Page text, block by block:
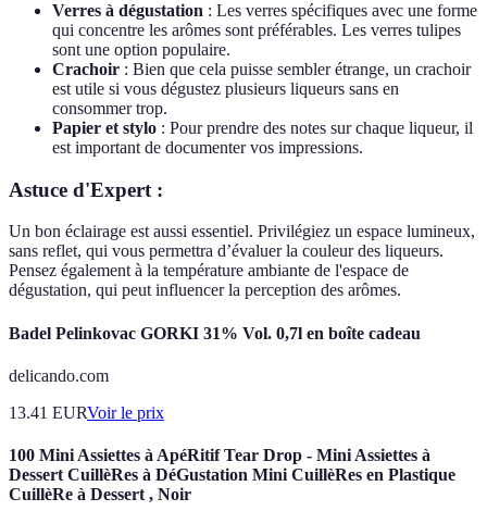
Verres à dégustation : Les verres spécifiques avec une forme
qui concentre les arômes sont préférables. Les verres tulipes
sont une option populaire.
Crachoir : Bien que cela puisse sembler étrange, un crachoir
est utile si vous dégustez plusieurs liqueurs sans en
consommer trop.
Papier et stylo : Pour prendre des notes sur chaque liqueur, il
est important de documenter vos impressions.
Astuce d'Expert :
Un bon éclairage est aussi essentiel. Privilégiez un espace lumineux,
sans reflet, qui vous permettra d’évaluer la couleur des liqueurs.
Pensez également à la température ambiante de l'espace de
dégustation, qui peut influencer la perception des arômes.
Badel Pelinkovac GORKI 31% Vol. 0,7l en boîte cadeau
delicando.com
13.41 EURVoir le prix
100 Mini Assiettes à ApéRitif Tear Drop - Mini Assiettes à
Dessert CuillèRes à DéGustation Mini CuillèRes en Plastique
CuillèRe à Dessert , Noir